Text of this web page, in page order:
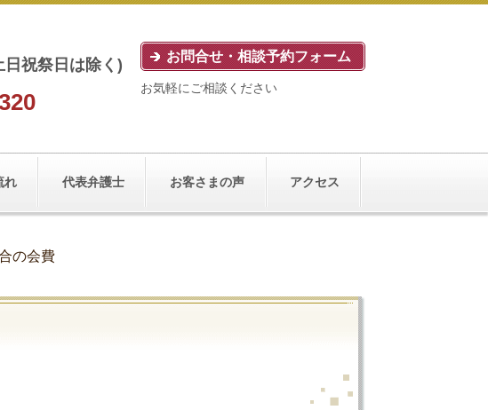
祝祭日は除く)
お問合せ・相談予約フォーム
お気軽にご相談ください
れ 代表弁護士 お客さまの声 アクセス
の会費